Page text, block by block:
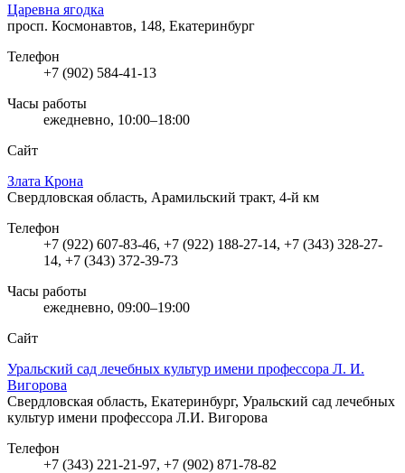
Царевна ягодка
просп. Космонавтов, 148, Екатеринбург
Телефон
+7 (902) 584-41-13
Часы работы
ежедневно, 10:00–18:00
Сайт
Злата Крона
Свердловская область, Арамильский тракт, 4-й км
Телефон
+7 (922) 607-83-46, +7 (922) 188-27-14, +7 (343) 328-27-
14, +7 (343) 372-39-73
Часы работы
ежедневно, 09:00–19:00
Сайт
Уральский сад лечебных культур имени профессора Л. И.
Вигорова
Свердловская область, Екатеринбург, Уральский сад лечебных
культур имени профессора Л.И. Вигорова
Телефон
+7 (343) 221-21-97, +7 (902) 871-78-82